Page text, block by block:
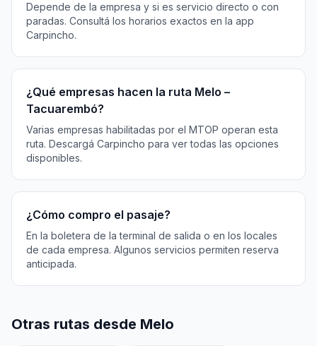
Depende de la empresa y si es servicio directo o con
paradas. Consultá los horarios exactos en la app
Carpincho.
¿Qué empresas hacen la ruta Melo –
Tacuarembó?
Varias empresas habilitadas por el MTOP operan esta
ruta. Descargá Carpincho para ver todas las opciones
disponibles.
¿Cómo compro el pasaje?
En la boletera de la terminal de salida o en los locales
de cada empresa. Algunos servicios permiten reserva
anticipada.
Otras rutas desde Melo